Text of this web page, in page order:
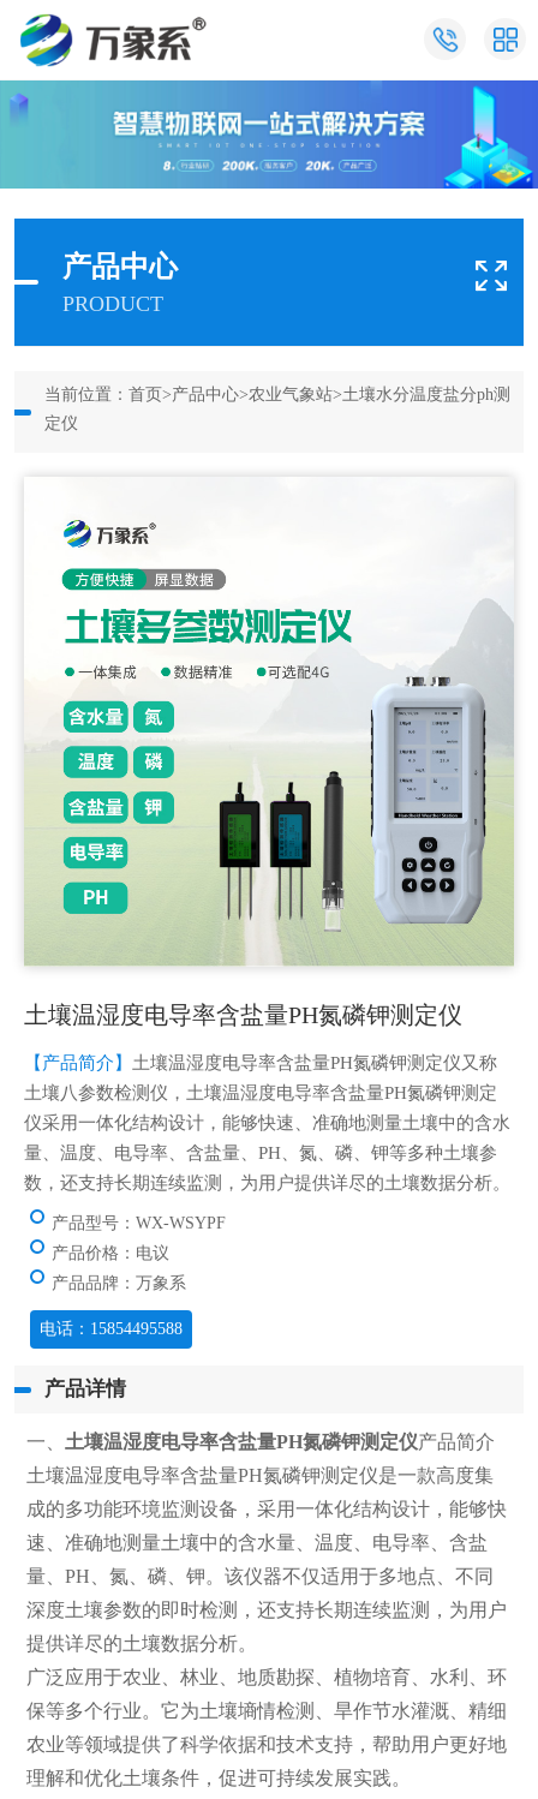
产品中心
PRODUCT
当前位置： 首页 >产品中心>农业气象站>土壤水分温度盐分ph测
定仪
土壤温湿度电导率含盐量PH氮磷钾测定仪
【产品简介】 土壤温湿度电导率含盐量PH氮磷钾测定仪又称
土壤八参数检测仪，土壤温湿度电导率含盐量PH氮磷钾测定
仪采用一体化结构设计，能够快速、准确地测量土壤中的含水
量、温度、电导率、含盐量、PH、氮、磷、钾等多种土壤参
数，还支持长期连续监测，为用户提供详尽的土壤数据分析。
产品型号：WX-WSYPF
产品价格：电议
产品品牌：万象系
电话：15854495588
产品详情
一、 土壤温湿度电导率含盐量PH氮磷钾测定仪产品简介
土壤温湿度电导率含盐量PH氮磷钾测定仪是一款高度集
成的多功能环境监测设备，采用一体化结构设计，能够快
速、准确地测量土壤中的含水量、温度、电导率、含盐
量、PH、氮、磷、钾。该仪器不仅适用于多地点、不同
深度土壤参数的即时检测，还支持长期连续监测，为用户
提供详尽的土壤数据分析。
广泛应用于农业、林业、地质勘探、植物培育、水利、环
保等多个行业。它为土壤墒情检测、旱作节水灌溉、精细
农业等领域提供了科学依据和技术支持，帮助用户更好地
理解和优化土壤条件，促进可持续发展实践。